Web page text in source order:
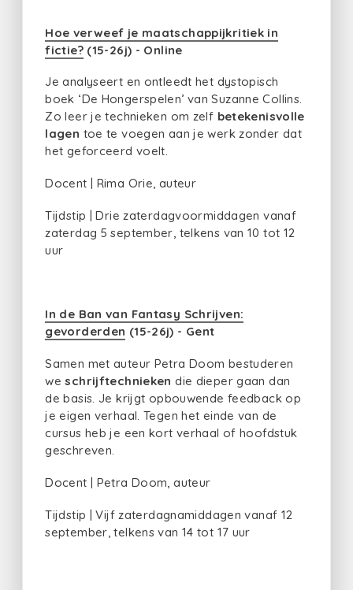
Hoe verweef je maatschappijkritiek in
fictie?(15-26j) - Online
Je analyseert en ontleedt het dystopisch
boek ‘De Hongerspelen’ van Suzanne Collins.
Zo leer je technieken om zelf betekenisvolle
lagen toe te voegen aan je werk zonder dat
het geforceerd voelt.
Docent | Rima Orie, auteur
Tijdstip | Drie zaterdagvoormiddagen vanaf
zaterdag 5 september, telkens van 10 tot 12
uur
In de Ban van Fantasy Schrijven:
gevorderden (15-26j) - Gent
Samen met auteur Petra Doom bestuderen
weschrijftechnieken die dieper gaan dan
de basis. Je krijgt opbouwende feedback op
je eigen verhaal. Tegen het einde van de
cursus heb je een kort verhaal of hoofdstuk
geschreven.
Docent | Petra Doom, auteur
Tijdstip | Vijf zaterdagnamiddagen vanaf 12
september, telkens van 14 tot 17 uur